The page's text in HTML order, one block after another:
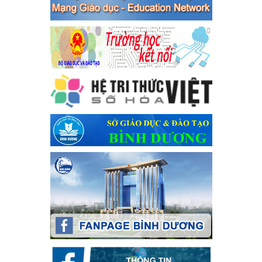
Ngày ban hành: 04/03/2024
Kế hoạch Tổ chức Hội trại truyền thống học sinh thị xã Bến
Cát Lần thứ VIII, năm học 2023-2024
Kế hoạch Tổ chức Hội trại truyền thống học sinh thị xã Bến Cát
Lần thứ VIII, năm học 2023-2024
Ngày ban hành: 28/12/2023
Phối hợp rà soát nhu cầu tiêm vắc xin phòng Covid 19
Phối hợp rà soát nhu cầu tiêm vắc xin phòng Covid 19
Ngày ban hành: 22/11/2023
Phát động, triển khai Cuộc thi " An toàn giao thông cho nụ
cười ngày mai" dành cho học sinh và giáo viên trung học
năm học 2023-2024
Phát động, triển khai Cuộc thi " An toàn giao thông cho nụ cười
ngày mai" dành cho học sinh và giáo viên trung học năm học
Ngày ban hành: 22/11/2023
Nhắc nhỡ thực hiện thanh toán không dùng tiền mặt các